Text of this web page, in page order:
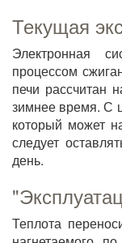
Текущая
Электронная
процессом
печи рассчитан
зимнее время. С
который может
следует
день.
Теплота